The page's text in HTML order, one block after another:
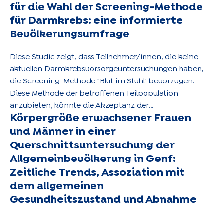
für die Wahl der Screening-Methode
für Darmkrebs: eine informierte
Bevölkerungsumfrage
Diese Studie zeigt, dass Teilnehmer/innen, die keine
aktuellen Darmkrebsvorsorgeuntersuchungen haben,
die Screening-Methode "Blut im Stuhl" bevorzugen.
Diese Methode der betroffenen Teilpopulation
anzubieten, könnte die Akzeptanz der
Vorsorgeuntersuchungen in Kontexten, in denen sie
bereits hoch ist, potenziell erhöhen.
Körpergröße erwachsener Frauen
und Männer in einer
Querschnittsuntersuchung der
Allgemeinbevölkerung in Genf:
Zeitliche Trends, Assoziation mit
dem allgemeinen
Gesundheitszustand und Abnahme